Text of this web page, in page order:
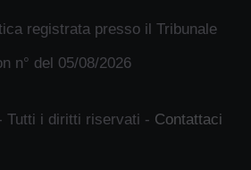
registrata presso il Tribunale
n° del 05/08/2026
Tutti i diritti riservati - Contattaci